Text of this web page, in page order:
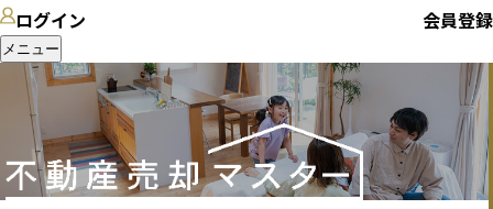
ログイン 会員登録
メニュー